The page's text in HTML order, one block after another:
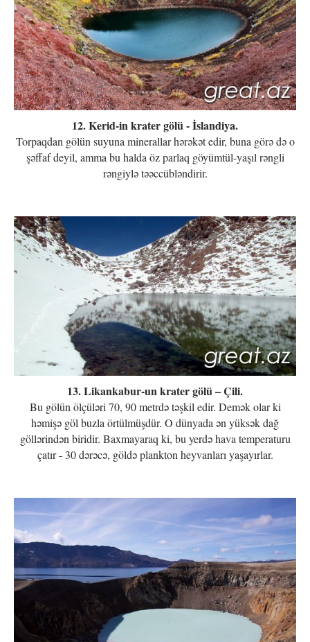
12. Kerid-in krater gölü - İslandiya.
Torpaqdan gölün suyuna minerallar hərəkət edir, buna görə də o
şəffaf deyil, amma bu halda öz parlaq göyümtül-yaşıl rəngli
rəngiylə təəccübləndirir.
13. Likankabur-un krater gölü – Çili.
Bu gölün ölçüləri 70, 90 metrdə təşkil edir. Demək olar ki
həmişə göl buzla örtülmüşdür. O dünyada ən yüksək dağ
göllərindən biridir. Baxmayaraq ki, bu yerdə hava temperaturu
çatır - 30 dərəcə, göldə plankton heyvanları yaşayırlar.